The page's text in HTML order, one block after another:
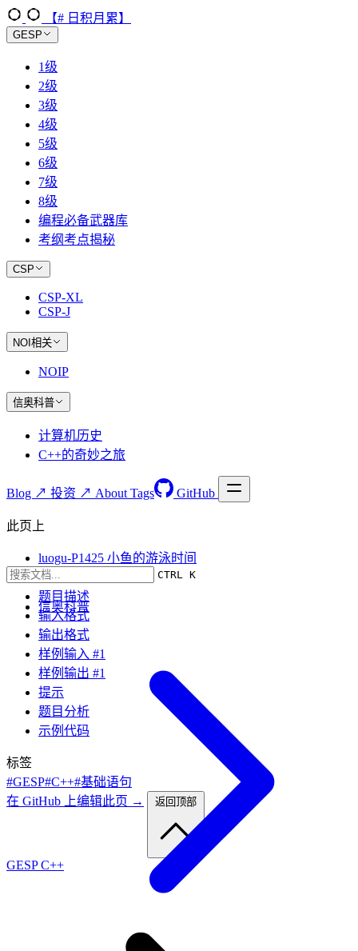
【# 日积月累】
GESP
1级
2级
3级
4级
5级
6级
7级
8级
编程必备武器库
考纲考点揭秘
CSP
CSP-XL
CSP-J
NOI相关
NOIP
信奥科普
计算机历史
C++的奇妙之旅
Blog ↗ 投资 ↗ About Tags GitHub
CTRL K
信奥科普
此页上
luogu-P1425 小鱼的游泳时间
题目要求
题目描述
输入格式
输出格式
样例输入 #1
样例输出 #1
提示
题目分析
示例代码
标签
#GESP#C++#基础语句
在 GitHub 上编辑此页 →
返回顶部
GESP C++